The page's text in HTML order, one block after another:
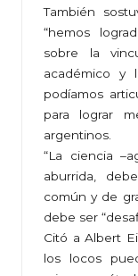
También
“hemos
sobre la
académico y
podíamos
para lograr
argentinos.
“La ciencia
aburrida,
común y de
debe ser
Citó a Albert
los locos